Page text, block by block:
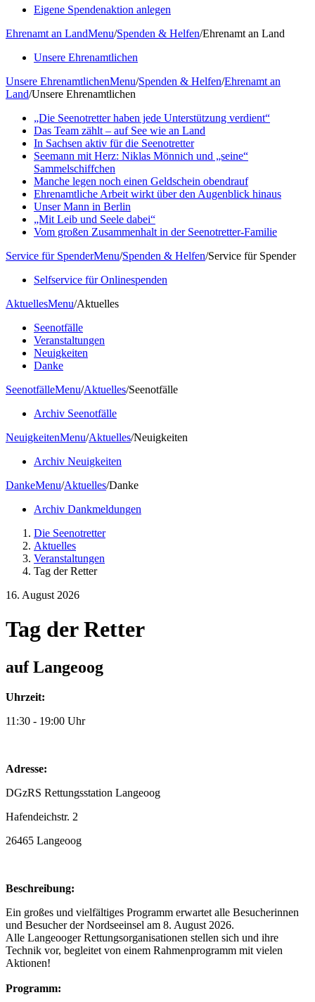
Eigene Spendenaktion anlegen
Ehrenamt an LandMenu/Spenden & Helfen/Ehrenamt an Land
Unsere Ehrenamtlichen
Unsere EhrenamtlichenMenu/Spenden & Helfen/Ehrenamt an
Land/Unsere Ehrenamtlichen
„Die Seenotretter haben jede Unterstützung verdient“
Das Team zählt – auf See wie an Land
In Sachsen aktiv für die Seenotretter
Seemann mit Herz: Niklas Mönnich und „seine“
Sammelschiffchen
Manche legen noch einen Geldschein obendrauf
Ehrenamtliche Arbeit wirkt über den Augenblick hinaus
Unser Mann in Berlin
„Mit Leib und Seele dabei“
Vom großen Zusammenhalt in der Seenotretter-Familie
Service für SpenderMenu/Spenden & Helfen/Service für Spender
Selfservice für Onlinespenden
AktuellesMenu/Aktuelles
Seenotfälle
Veranstaltungen
Neuigkeiten
Danke
SeenotfälleMenu/Aktuelles/Seenotfälle
Archiv Seenotfälle
NeuigkeitenMenu/Aktuelles/Neuigkeiten
Archiv Neuigkeiten
DankeMenu/Aktuelles/Danke
Archiv Dankmeldungen
Die Seenotretter
Aktuelles
Veranstaltungen
Tag der Retter
16. August 2026
Tag der Retter
auf Langeoog
Uhrzeit:
11:30 - 19:00 Uhr
Adresse:
DGzRS Rettungsstation Langeoog
Hafendeichstr. 2
26465 Langeoog
Beschreibung:
Ein großes und vielfältiges Programm erwartet alle Besucherinnen
und Besucher der Nordseeinsel am 8. August 2026.
Alle Langeooger Rettungsorganisationen stellen sich und ihre
Technik vor, begleitet von einem Rahmenprogramm mit vielen
Aktionen!
Programm: